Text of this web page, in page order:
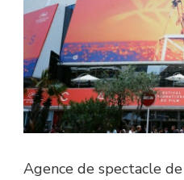
Agence de spectacle